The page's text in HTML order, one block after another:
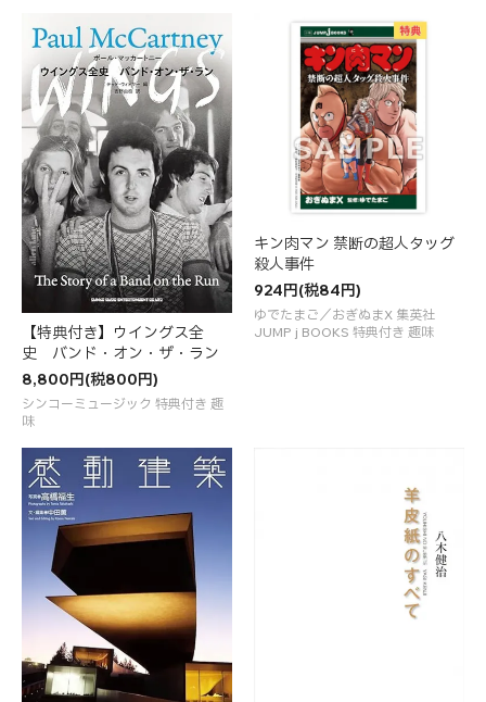
【特典付き】ウイングス全
史 バンド・オン・ザ・ラン
8,800円(税800円)
シンコーミュージック 特典付き 趣
味
キン肉マン 禁断の超人タッグ
殺人事件
924円(税84円)
ゆでたまご／おぎぬまX 集英社
JUMP j BOOKS 特典付き 趣味